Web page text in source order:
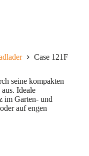
Case 121F
seine kompakten
Ideale
im Garten- und
auf engen